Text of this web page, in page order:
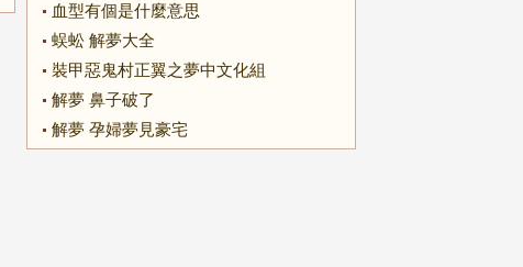
血型有個是什麼意思
蜈蚣 解夢大全
裝甲惡鬼村正翼之夢中文化組
解夢 鼻子破了
解夢 孕婦夢見豪宅